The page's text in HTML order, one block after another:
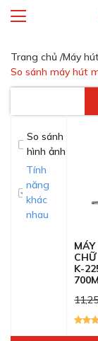
Trang chủ /Máy
So sánh máy hút
So sánh
hình ảnh
Tính
năng
khác
nhau
K-